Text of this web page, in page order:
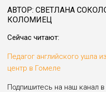
АВТОР: СВЕТЛАНА
КОЛОМИЕЦ
Сейчас читают:
Педагог английского ушла
центр в Гомеле
Подпишитесь на наш канал в